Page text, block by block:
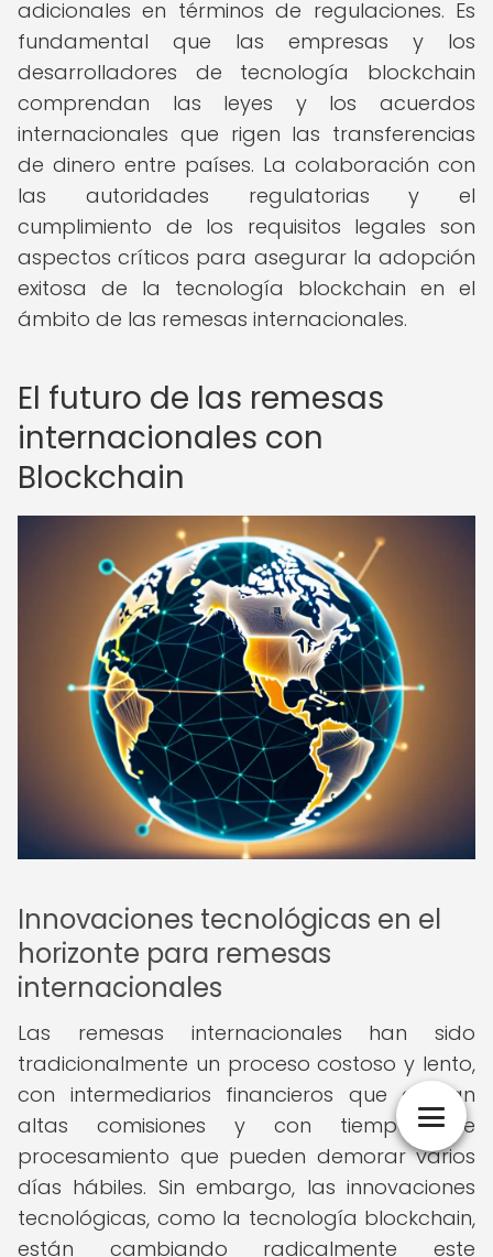
adicionales en términos de regulaciones. Es
fundamental que las empresas y los
desarrolladores de tecnología blockchain
comprendan las leyes y los acuerdos
internacionales que rigen las transferencias
de dinero entre países. La colaboración con
las autoridades regulatorias y el
cumplimiento de los requisitos legales son
aspectos críticos para asegurar la adopción
exitosa de la tecnología blockchain en el
ámbito de las remesas internacionales.
El futuro de las remesas
internacionales con
Blockchain
Innovaciones tecnológicas en el
horizonte para remesas
internacionales
Las remesas internacionales han sido
tradicionalmente un proceso costoso y lento,
con intermediarios financieros que cobran
altas comisiones y con tiempos de
procesamiento que pueden demorar varios
días hábiles. Sin embargo, las innovaciones
tecnológicas, como la tecnología blockchain,
están cambiando radicalmente este